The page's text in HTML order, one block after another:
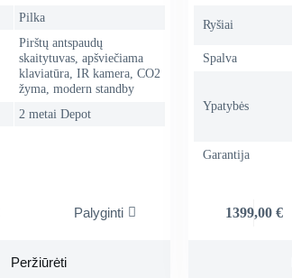
Pilka
Pirštų antspaudų
skaitytuvas, apšviečiama
klaviatūra, IR kamera, CO2
žyma, modern standby
2 metai Depot
Palyginti
Peržiūrėti
Ryšiai
Spalva
Ypatybės
Garantija
1399,00 €